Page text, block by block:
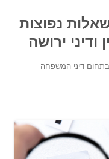
נפוצות
ירושה
דיני המשפחה